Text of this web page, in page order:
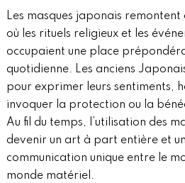
Les masques japonais remontent
où les rituels religieux et les
occupaient une place
quotidienne. Les anciens
pour exprimer leurs sentiments,
invoquer la protection ou la
Au fil du temps, l’utilisation des
devenir un art à part entière et
communication unique entre le
monde matériel.